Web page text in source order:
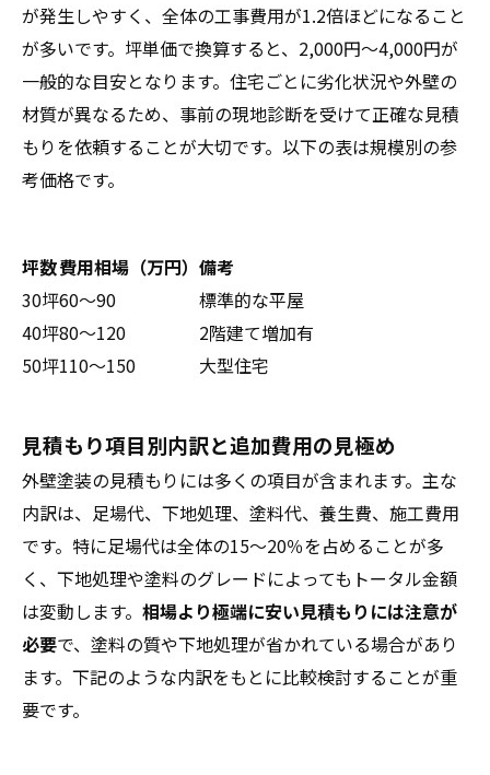
が発生しやすく、全体の工事費用が1.2倍ほどになること
が多いです。坪単価で換算すると、2,000円～4,000円が
一般的な目安となります。住宅ごとに劣化状況や外壁の
材質が異なるため、事前の現地診断を受けて正確な見積
もりを依頼することが大切です。以下の表は規模別の参
考価格です。
坪数費用相場（万円） 備考
30坪60～90
標準的な平屋
40坪80～120
2階建て増加有
50坪110～150 大型住宅
見積もり項目別内訳と追加費用の見極め
外壁塗装の見積もりには多くの項目が含まれます。主な
内訳は、足場代、下地処理、塗料代、養生費、施工費用
です。特に足場代は全体の15～20％を占めることが多
く、下地処理や塗料のグレードによってもトータル金額
は変動します。 相場より極端に安い見積もりには注意が
必要で、塗料の質や下地処理が省かれている場合があり
ます。下記のような内訳をもとに比較検討することが重
要です。